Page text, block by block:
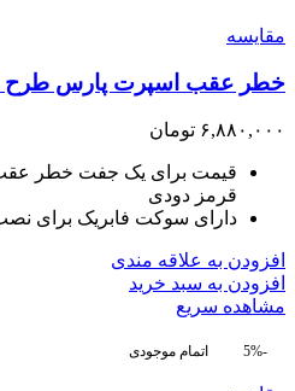
مقایسه
خطر عقب اسپرت پارس طرح
۶,۸۸۰,۰۰۰ تومان
قیمت برای یک جفت خطر
قرمز دودی
دارای سوکت فابریک برای
افزودن به علاقه مندی
افزودن به سبد خرید
مشاهده سریع
-5% اتمام موجودی